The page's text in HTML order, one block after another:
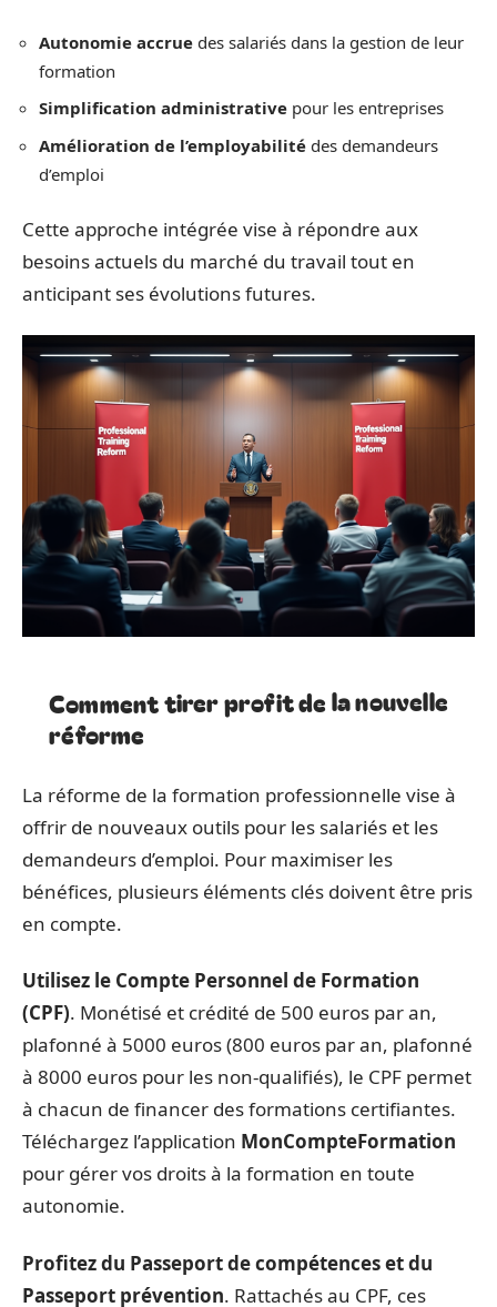
Autonomie accrue des salariés dans la gestion de leur
formation
Simplification administrative pour les entreprises
Amélioration de l’employabilité des demandeurs
d’emploi
Cette approche intégrée vise à répondre aux
besoins actuels du marché du travail tout en
anticipant ses évolutions futures.
Comment tirer profit de la nouvelle
réforme
La réforme de la formation professionnelle vise à
offrir de nouveaux outils pour les salariés et les
demandeurs d’emploi. Pour maximiser les
bénéfices, plusieurs éléments clés doivent être pris
en compte.
Utilisez le Compte Personnel de Formation
(CPF). Monétisé et crédité de 500 euros par an,
plafonné à 5000 euros (800 euros par an, plafonné
à 8000 euros pour les non-qualifiés), le CPF permet
à chacun de financer des formations certifiantes.
Téléchargez l’application MonCompteFormation
pour gérer vos droits à la formation en toute
autonomie.
Profitez du Passeport de compétences et du
Passeport prévention. Rattachés au CPF, ces